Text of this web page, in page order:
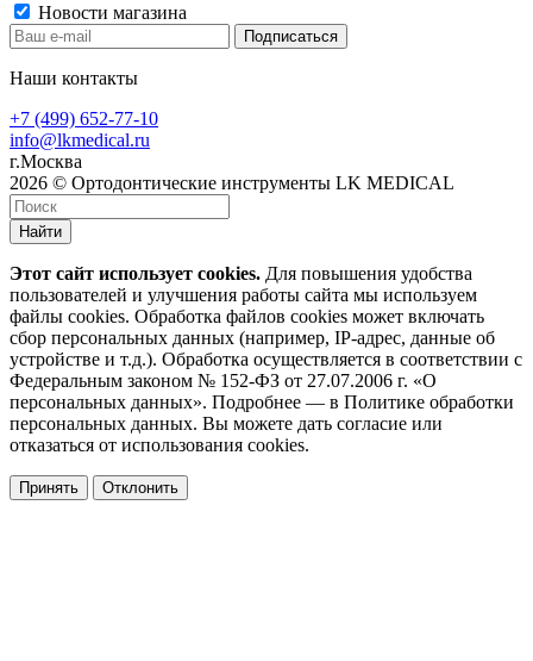
Новости магазина
Наши контакты
+7 (499) 652-77-10
info@lkmedical.ru
г.Москва
2026 © Ортодонтические инструменты LK MEDICAL
Найти
Этот сайт использует cookies. Для повышения удобства
пользователей и улучшения работы сайта мы используем
файлы cookies. Обработка файлов cookies может включать
сбор персональных данных (например, IP-адрес, данные об
устройстве и т.д.). Обработка осуществляется в соответствии с
Федеральным законом № 152-ФЗ от 27.07.2006 г. «О
персональных данных». Подробнее — в Политике обработки
персональных данных. Вы можете дать согласие или
отказаться от использования cookies.
Принять Отклонить